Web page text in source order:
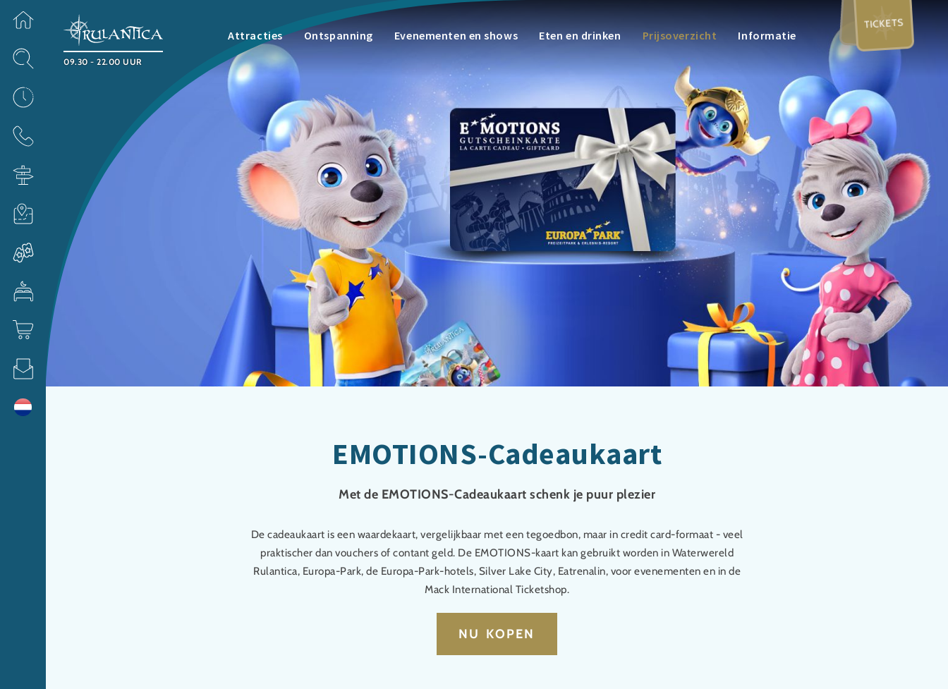
09.30 - 22.00 UUR
Attracties Ontspanning Evenementen en shows Eten en drinken Prijsoverzicht Informatie
TICKETS
EMOTIONS-Cadeaukaart
Met de EMOTIONS-Cadeaukaart schenk je puur plezier
De cadeaukaart is een waardekaart, vergelijkbaar met een tegoedbon, maar in credit card-formaat - veel
praktischer dan vouchers of contant geld. De EMOTIONS-kaart kan gebruikt worden in Waterwereld
Rulantica, Europa-Park, de Europa-Park-hotels, Silver Lake City, Eatrenalin, voor evenementen en in de
Mack International Ticketshop.
NU KOPEN